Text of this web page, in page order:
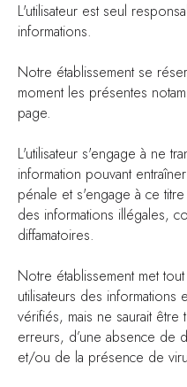
L'utilisateur est seul
informations.
Notre établissement se
moment les présentes
page.
L'utilisateur s'engage à ne
information pouvant
pénale et s'engage à ce
des informations illégales,
diffamatoires.
Notre établissement met
utilisateurs des
vérifiés, mais ne saurait
erreurs, d’une absence de
et/ou de la présence de